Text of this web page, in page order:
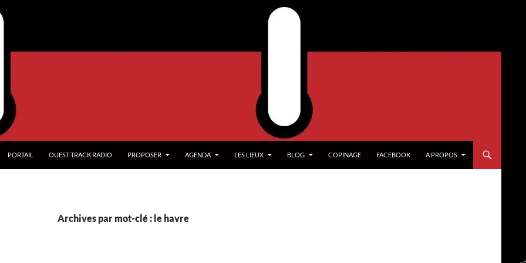
PORTAIL OUEST TRACK RADIO PROPOSER AGENDA LES LIEUX BLOG COPINAGE FACEBOOK A PROPOS
Archives par mot-clé : le havre